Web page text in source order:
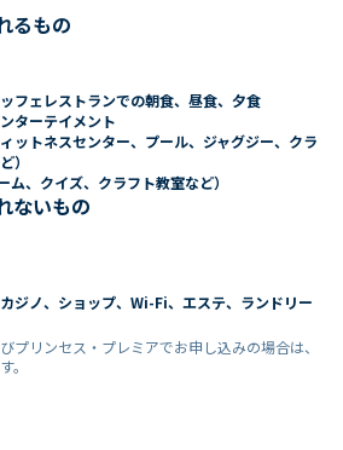
るもの
フェレストランでの朝食、昼食、夕食
ターテイメント
ットネスセンター、プール、ジャグジー、クラ
）
ム、クイズ、クラフト教室など）
ないもの
ジノ、ショップ、Wi-Fi、エステ、ランドリー
プリンセス・プレミアでお申し込みの場合は、
。